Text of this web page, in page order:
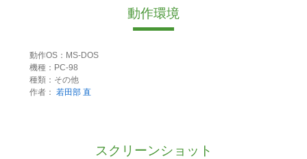
動作環境
動作OS：MS-DOS
機種：PC-98
種類：その他
作者： 若田部 直
スクリーンショット